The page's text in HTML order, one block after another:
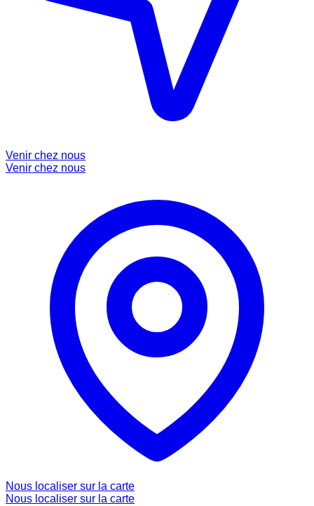
Venir chez nous
Venir chez nous
Nous localiser sur la carte
Nous localiser sur la carte